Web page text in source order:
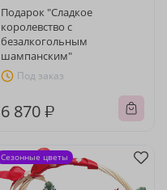
Подарок "Сладкое
королевство с
безалкогольным
шампанским"
Под заказ
6 870 ₽
Сезонные цветы